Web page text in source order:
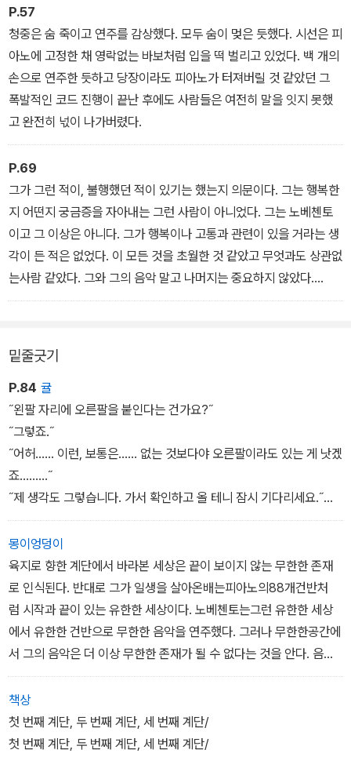
한 채/ 멈추기를/ 기다린다/ 맙소사 침몰은 싫어요/ 바다가 잔잔해지
길/ 고요하게/ 당신을 비추기를/ 이런/ 미치광이 같은/ 물/ 장벽과/
이 소리가/ 사라지기를 원해요/
우리가 알던 바다를 원해요
고요하고
빛나며
수면 위로
날치가
날아다니는
바다를 돌려주세요
P.57
청중은 숨 죽이고 연주를 감상했다. 모두 숨이 멎은 듯했다. 시선은 피
아노에 고정한 채 영락없는 바보처럼 입을 떡 벌리고 있었다. 백 개의
손으로 연주한 듯하고 당장이라도 피아노가 터져버릴 것 같았던 그
폭발적인 코드 진행이 끝난 후에도 사람들은 여전히 말을 잇지 못했
고 완전히 넋이 나가버렸다.
P.69
그가 그런 적이, 불행했던 적이 있기는 했는지 의문이다. 그는 행복한
지 어떤지 궁금증을 자아내는 그런 사람이 아니었다. 그는 노베첸토
이고 그 이상은 아니다. 그가 행복이나 고통과 관련이 있을 거라는 생
각이 든 적은 없었다. 이 모든 것을 초월한 것 같았고 무엇과도 상관없
는사람 같았다. 그와 그의 음악 말고 나머지는 중요하지 않았다.
“내가 불행할 거라는 생각은 마. 절대 그럴 일 없을 거야.” 그의 이 말
밑줄긋기
P.84 귤
˝왼팔 자리에 오른팔을 붙인다는 건가요?˝
˝그렇죠.˝
˝어허…… 이런, 보통은…… 없는 것보다야 오른팔이라도 있는 게 낫겠
죠.……..˝
˝제 생각도 그렇습니다. 가서 확인하고 올 테니 잠시 기다리세요.˝
˝혹시라도 며칠 뒤에 다시 오면 왼팔이 하나 들어와 있지 않을까요….
˝
˝여기 백인 팔과 흑인 팔이 하나씩 있군요……..˝
˝같은 색으로 하죠……. 흑인을 무시하는 건 아니에요,
단지 이유라면…...˝
운이 좋지 않았다. 천국에서 오른팔만 두 개인 채로 불멸을 살아가야
하다니. (콧소리로) 자 이제 성호를 그어봅시다! (성호를 그으려다 멈
칫한다. 손을 바라본다) 어떤 팔을 써야 할지 난감하다. (잠시 머뭇거
리다가 두 손으로 재빠르게 성호를 긋는다) 영원히, 수백만 년을 바보
같은 꼴로 살아야 한다. (두 손으로 다시 성호를 그어본다) 천국에서.
지옥이 따로없다. 웃을 일이 아니다.
몽이엉덩이
육지로 향한 계단에서 바라본 세상은 끝이 보이지 않는 무한한 존재
로 인식된다. 반대로 그가 일생을 살아온배는피아노의88개건반처
럼 시작과 끝이 있는 유한한 세상이다. 노베첸토는그런 유한한 세상
에서 유한한 건반으로 무한한 음악을 연주했다. 그러나 무한한공간에
서 그의 음악은 더 이상 무한한 존재가 될 수 없다는 것을 안다. 음악
은 그에게 실존과 깊은 관련이 있다. 그의 피아니스트로서의 재능
은 배에서만 발휘되며 음악은 성공이나 경쟁의 도구가 아닌삶의 이유
이다.
음악은 그가 살아보지 못한 삶을 살게 해준다. 음악을 통해 가보지 못
책상
첫 번째 계단, 두 번째 계단, 세 번째 계단/
첫 번째 계단, 두 번째 계단, 세 번째 계단/